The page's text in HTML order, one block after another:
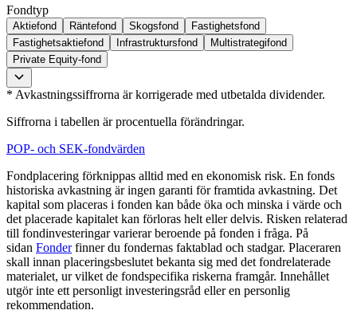
Fondtyp
Aktiefond Räntefond Skogsfond
Fastighetsfond
Fastighetsaktiefond
Infrastruktursfond
Multistrategifond
Private Equity-fond
* Avkastningssiffrorna är korrigerade med utbetalda dividender.
Siffrorna i tabellen är procentuella förändringar.
POP- och SEK-fondvärden
Fondplacering förknippas alltid med en ekonomisk risk. En fonds
historiska avkastning är ingen garanti för framtida avkastning. Det
kapital som placeras i fonden kan både öka och minska i värde och
det placerade kapitalet kan förloras helt eller delvis. Risken relaterad
till fondinvesteringar varierar beroende på fonden i fråga. På
sidan Fonderfinner du fondernas faktablad och stadgar. Placeraren
skall innan placeringsbeslutet bekanta sig med det fondrelaterade
materialet, ur vilket de fondspecifika riskerna framgår. Innehållet
utgör inte ett personligt investeringsråd eller en personlig
rekommendation.